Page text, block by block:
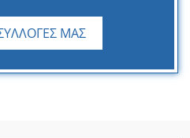
ΣΥΛΛΟΓΕΣ ΜΑΣ